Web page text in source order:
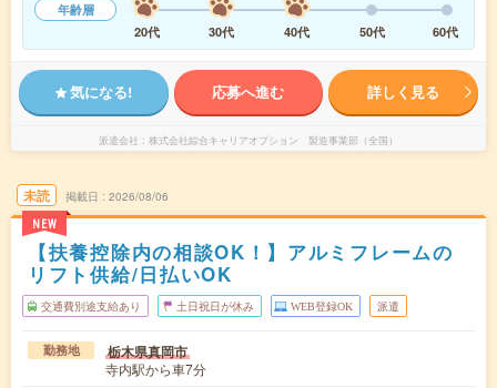
年齢層
20代
30代 40代 50代 60代
気になる! 応募へ進む 詳しく見る
派遣会社 株式会社綜合キャリアオプション 製造事業部（全国）
未読
NEW
掲載日 2026/08/06
【扶養控除内の相談OK！】アルミフレームの
リフト供給/日払いOK
交通費別途支給あり 土日祝日が休み WEB登録OK 派遣
勤務地 栃木県真岡市
寺内駅から車7分